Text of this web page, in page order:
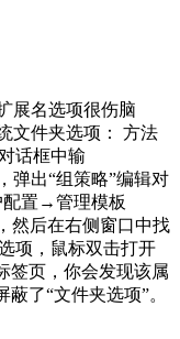
展名选项很伤脑
文件夹选项： 方法
话框中输
弹出“组策略”编辑对
配置→管理模板
然后在右侧窗口中找
项，鼠标双击打开
签页，你会发现该属
了“文件夹选项”。